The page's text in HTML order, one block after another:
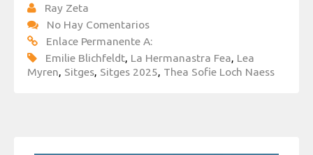
Ray Zeta
No Hay Comentarios
Enlace Permanente A:
Emilie Blichfeldt La Hermanastra Fea Lea
Myren Sitges Sitges 2025 Thea Sofie Loch Naess